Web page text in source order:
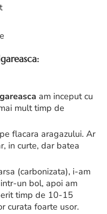
am inceput cu
mult timp de
flacara aragazului. Ar
in curte, dar batea
(carbonizata), i-am
un bol, apoi am
timp de 10-15
curata foarte usor.